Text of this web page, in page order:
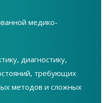
медико-
диагностику,
требующих
методов и сложных